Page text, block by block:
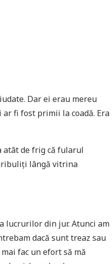
Dar ei erau mereu
ar fi fost primii la coadă. Era
atât de frig că fularul
lângă vitrina
lucrurilor din jur. Atunci am
dacă sunt treaz sau
fac un efort să mă